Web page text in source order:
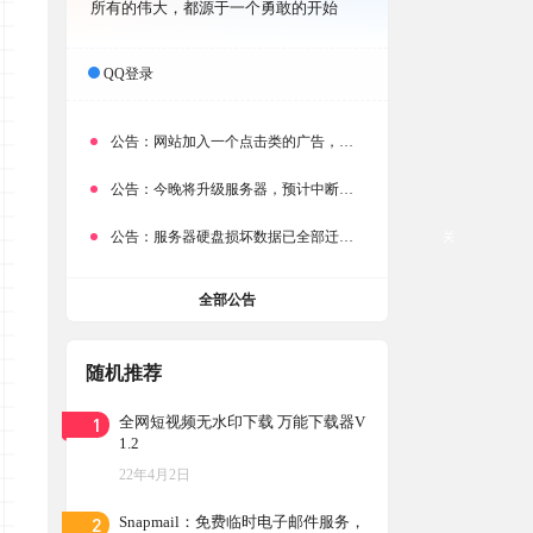
所有的伟大，都源于一个勇敢的开始
QQ登录
公告： 网站加入一个点击类的广告，大家点击下载按钮需要注意
公告： 今晚将升级服务器，预计中断时常为1分钟
公告： 服务器硬盘损坏数据已全部迁移备份，网站恢复完成！
全部公告
随机推荐
1
全网短视频无水印下载 万能下载器V
1.2
22年4月2日
2
Snapmail：免费临时电子邮件服务，